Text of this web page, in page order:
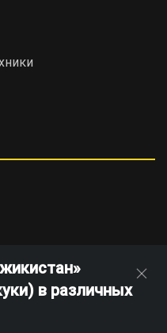
в различных